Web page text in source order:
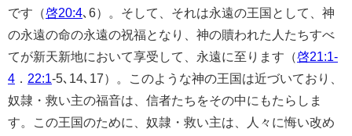
です（啓20:4､6）。そして、それは永遠の王国として、神
の永遠の命の永遠の祝福となり、神の贖われた人たちすべ
てが新天新地において享受して、永遠に至ります（啓21:1-
4
22:1 -5､14､17）。このような神の王国は近づいており、
奴隷・救い主の福音は、信者たちをその中にもたらしま
す。この王国のために、奴隷・救い主は、人々に悔い改め